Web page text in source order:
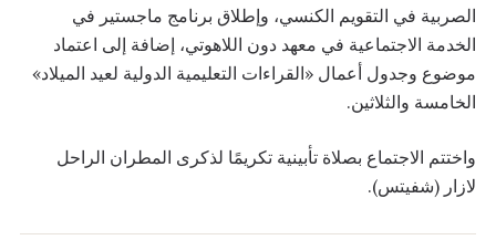
الصربية في التقويم الكنسي، وإطلاق برنامج ماجستير في
الخدمة الاجتماعية في معهد دون اللاهوتي، إضافة إلى اعتماد
موضوع وجدول أعمال «القراءات التعليمية الدولية لعيد الميلاد»
الخامسة والثلاثين.
واختتم الاجتماع بصلاة تأبينية تكريمًا لذكرى المطران الراحل
لازار (شفيتس).